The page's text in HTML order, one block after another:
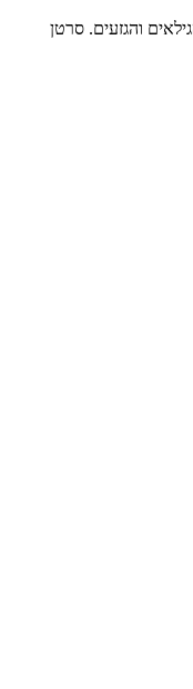
והגזעים. סרטן